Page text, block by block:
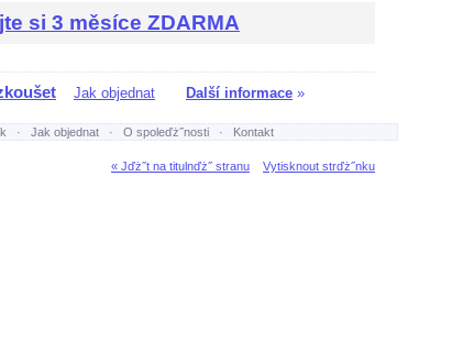
si 3 měsíce ZDARMA
Jak objednat Další informace »
· Jak objednat · O spoleďż˝nosti · Kontakt
« Jďż˝t na titulnďż˝ stranu
Vytisknout strďż˝nku